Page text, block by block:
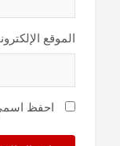
الموقع
احفظ